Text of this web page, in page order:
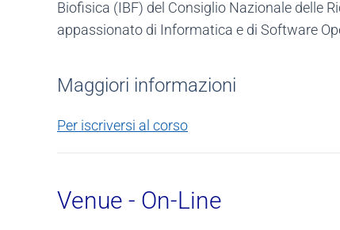
Biofisica (IBF) del Consiglio Nazionale delle
appassionato di Informatica e di Software
Maggiori informazioni
Per iscriversi al corso
Venue - On-Line